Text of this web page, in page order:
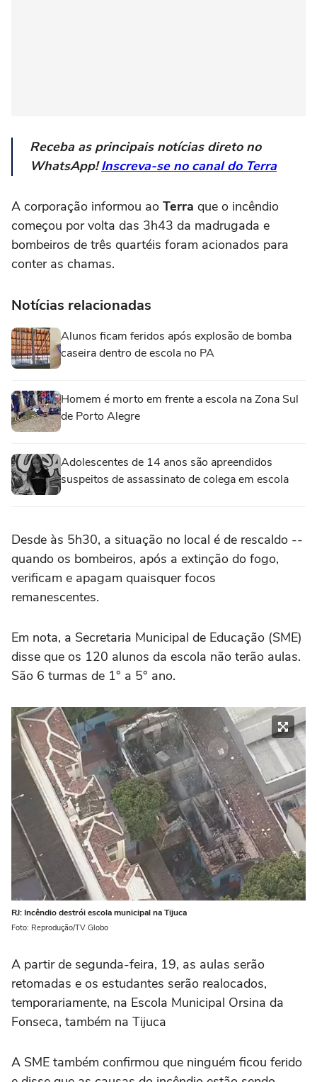
Receba as principais notícias direto no
WhatsApp!Inscreva-se no canal do Terra
A corporação informou ao Terra que o incêndio
começou por volta das 3h43 da madrugada e
bombeiros de três quartéis foram acionados para
conter as chamas.
Notícias relacionadas
Alunos ficam feridos após explosão de bomba
caseira dentro de escola no PA
Homem é morto em frente a escola na Zona Sul
de Porto Alegre
Adolescentes de 14 anos são apreendidos
suspeitos de assassinato de colega em escola
Desde às 5h30, a situação no local é de rescaldo --
quando os bombeiros, após a extinção do fogo,
verificam e apagam quaisquer focos
remanescentes.
Em nota, a Secretaria Municipal de Educação (SME)
disse que os 120 alunos da escola não terão aulas.
São 6 turmas de 1° a 5° ano.
RJ: Incêndio destrói escola municipal na Tijuca
Foto: Reprodução/TV Globo
A partir de segunda-feira, 19, as aulas serão
retomadas e os estudantes serão realocados,
temporariamente, na Escola Municipal Orsina da
Fonseca, também na Tijuca
A SME também confirmou que ninguém ficou ferido